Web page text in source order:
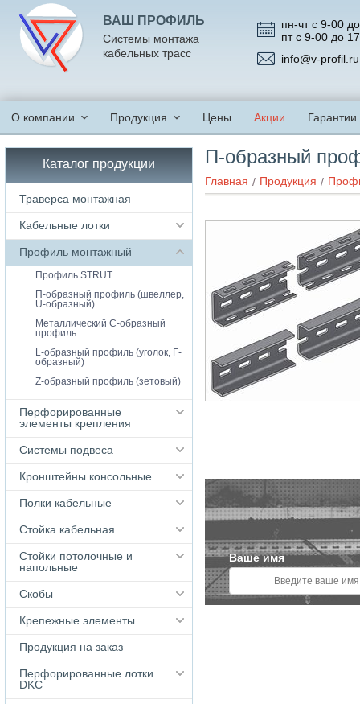
ВАШ ПРОФИЛЬ
Системы монтажа
кабельных трасс
пн-чт с 9-00
пт с 9-00 до
info@v-profil.ru
О компании Продукция Цены Акции Гарантии
П-образный
Главная Продукция
Ваше имя
Каталог продукции
Траверса монтажная
Кабельные лотки
Профиль монтажный
Профиль STRUT
П-образный профиль (швеллер,
U-образный)
Металлический С-образный
профиль
L-образный профиль (уголок, Г-
образный)
Z-образный профиль (зетовый)
Перфорированные
элементы крепления
Системы подвеса
Кронштейны консольные
Полки кабельные
Стойка кабельная
Стойки потолочные и
напольные
Скобы
Крепежные элементы
Продукция на заказ
Перфорированные лотки
DKC